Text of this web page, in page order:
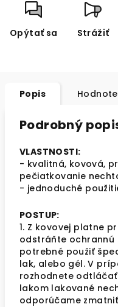
Opýtať sa Strážiť
Popis
Podrobný
VLASTNOSTI:
- kvalitná, kovová,
pečiatkovanie
- jednoduché
POSTUP:
1. Z kovovej platne
odstráňte ochrannú
potrebné použiť
lak, alebo gél. V
rozhodnete odtláčať
lakom lakované
odporúčame